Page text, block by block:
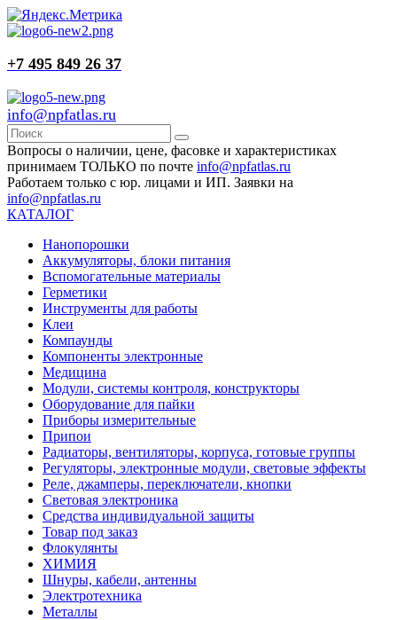
+7 495 849 26 37
info@npfatlas.ru
Вопросы о наличии, цене, фасовке и характеристиках
принимаем ТОЛЬКО по почте info@npfatlas.ru
Работаем только с юр. лицами и ИП. Заявки на
info@npfatlas.ru
КАТАЛОГ
Нанопорошки
Аккумуляторы, блоки питания
Вспомогательные материалы
Герметики
Инструменты для работы
Клеи
Компаунды
Компоненты электронные
Медицина
Модули, системы контроля, конструкторы
Оборудование для пайки
Приборы измерительные
Припои
Радиаторы, вентиляторы, корпуса, готовые группы
Регуляторы, электронные модули, световые эффекты
Реле, джамперы, переключатели, кнопки
Световая электроника
Средства индивидуальной защиты
Товар под заказ
Флокулянты
ХИМИЯ
Шнуры, кабели, антенны
Электротехника
Металлы